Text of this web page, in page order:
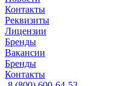
Контакты
Реквизиты
Лицензии
Бренды
Вакансии
Бренды
Контакты